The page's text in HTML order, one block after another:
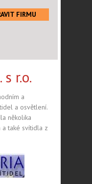
FIRMU
r.o.
a
a osvětlení.
několika
také svítidla z